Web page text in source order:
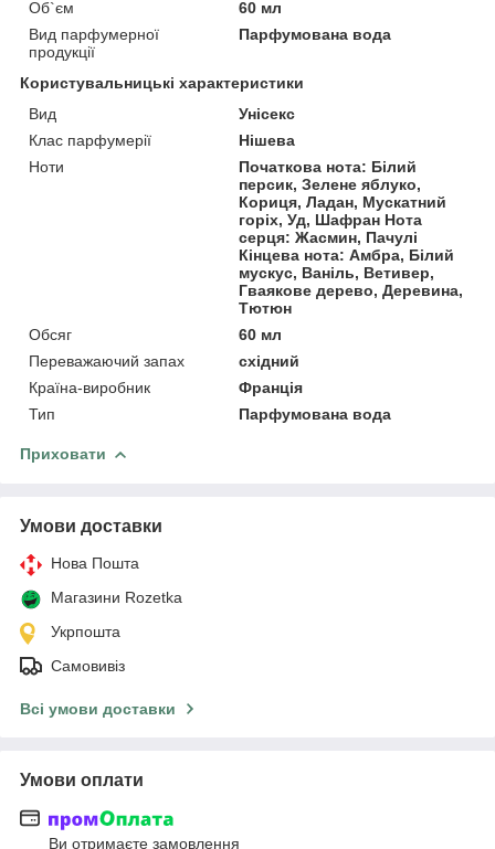
Об`єм
60 мл
Вид парфумерної
продукції
Парфумована вода
Користувальницькі характеристики
Вид
Унісекс
Клас парфумерії
Нішева
Ноти
Початкова нота: Білий
персик, Зелене яблуко,
Кориця, Ладан, Мускатний
горіх, Уд, Шафран Нота
серця: Жасмин, Пачулі
Кінцева нота: Амбра, Білий
мускус, Ваніль, Ветивер,
Гваякове дерево, Деревина,
Тютюн
Обсяг
60 мл
Переважаючий запах
східний
Країна-виробник
Франція
Тип
Парфумована вода
Приховати
Умови доставки
Нова Пошта
Магазини Rozetka
Укрпошта
Самовивіз
Всі умови доставки
Умови оплати
Ви отримаєте замовлення